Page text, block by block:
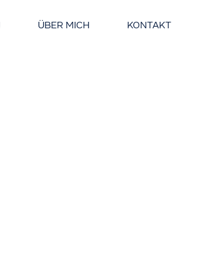
ÜBER MICH KONTAKT